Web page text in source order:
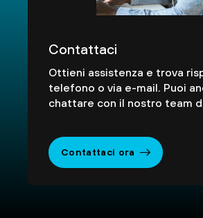
Contattaci
Ottieni assistenza e trova
telefono o via e-mail. Puoi
chattare con il nostro team
Contattaci ora